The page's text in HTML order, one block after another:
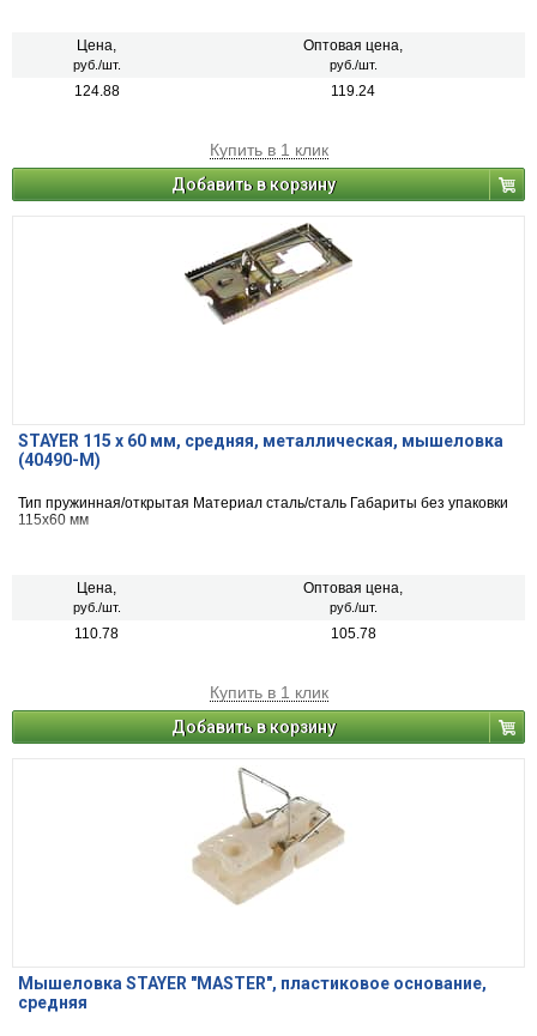
Цена,
руб./шт.
Оптовая цена,
руб./шт.
124.88 119.24
Купить в 1 клик
Добавить в корзину
STAYER 115 х 60 мм, средняя, металлическая, мышеловка
(40490-M)
Тип пружинная/открытая Материал сталь/сталь Габариты без упаковки
115х60 мм
Цена,
руб./шт.
Оптовая цена,
руб./шт.
110.78 105.78
Купить в 1 клик
Добавить в корзину
Мышеловка STAYER "MASTER", пластиковое основание,
средняя